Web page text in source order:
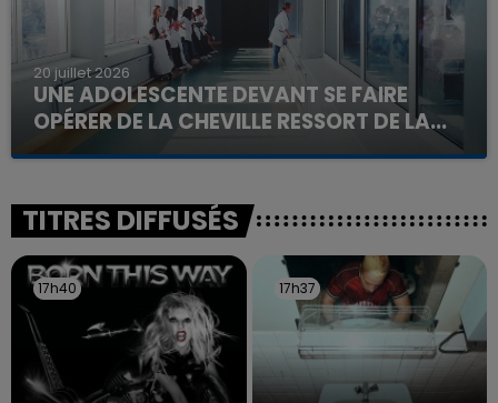
20 juillet 2026
UNE ADOLESCENTE DEVANT SE FAIRE
OPÉRER DE LA CHEVILLE RESSORT DE LA...
La famille a porté plainte contre la clinique qui a
excuses.
TITRES DIFFUSÉS
17h40
17h40 17h37
17h37